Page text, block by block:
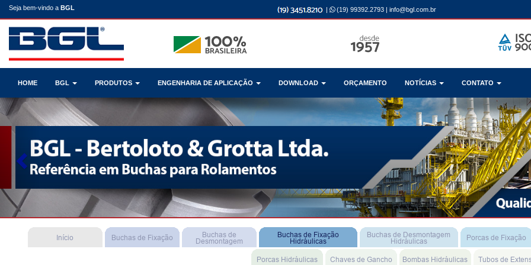
Seja bem-vindo a BGL | (19) 99392.2793 | info@bgl.com.br
HOME BGL PRODUTOS ENGENHARIA DE APLICAÇÃO DOWNLOAD ORÇAMENTO NOTÍCIAS CONTATO
Previous